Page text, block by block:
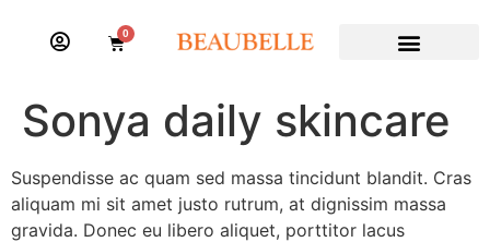
0
Sonya daily skincare
Suspendisse ac quam sed massa tincidunt blandit. Cras
aliquam mi sit amet justo rutrum, at dignissim massa
gravida. Donec eu libero aliquet, porttitor lacus